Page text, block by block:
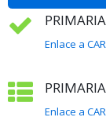
Enlace a
Enlace a